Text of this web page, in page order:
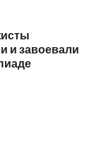
и завоевали